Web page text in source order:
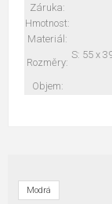
Záruka:
Hmotnost:
Materiál:
Rozměry:
S: 55 x
Objem:
Modrá